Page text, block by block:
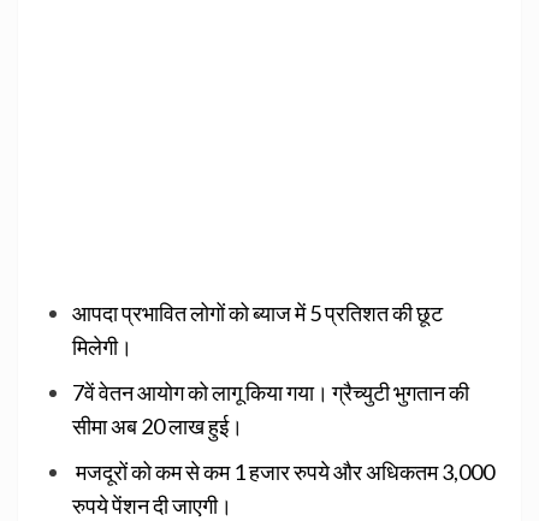
आपदा प्रभावित लोगों को ब्याज में 5 प्रतिशत की छूट
मिलेगी।
7वें वेतन आयोग को लागू किया गया। ग्रैच्युटी भुगतान की
सीमा अब 20 लाख हुई।
मजदूरों को कम से कम 1 हजार रुपये और अधिकतम 3,000
रुपये पेंशन दी जाएगी।